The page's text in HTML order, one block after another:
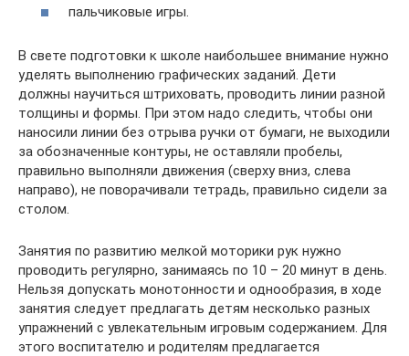
пальчиковые игры.
В свете подготовки к школе наибольшее внимание нужно
уделять выполнению графических заданий. Дети
должны научиться штриховать, проводить линии разной
толщины и формы. При этом надо следить, чтобы они
наносили линии без отрыва ручки от бумаги, не выходили
за обозначенные контуры, не оставляли пробелы,
правильно выполняли движения (сверху вниз, слева
направо), не поворачивали тетрадь, правильно сидели за
столом.
Занятия по развитию мелкой моторики рук нужно
проводить регулярно, занимаясь по 10 – 20 минут в день.
Нельзя допускать монотонности и однообразия, в ходе
занятия следует предлагать детям несколько разных
упражнений с увлекательным игровым содержанием. Для
этого воспитателю и родителям предлагается